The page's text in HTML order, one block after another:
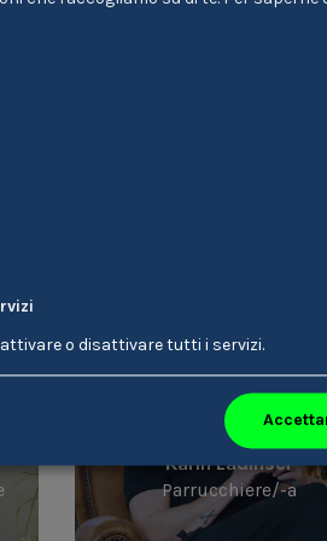
dich interessieren
Karin Ladinser
Parrucchiere/-a
o disattivare tutti i servizi.